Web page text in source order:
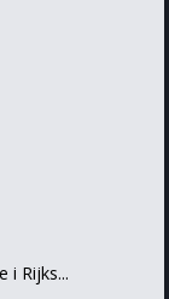
i Rijks...